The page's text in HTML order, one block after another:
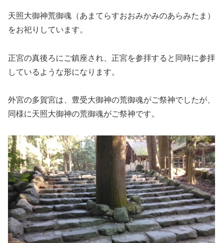
天照大御神荒御魂（あまてらすおおみかみのあらみたま）
をお祀りしています。
正宮の真後ろにご鎮座され、正宮を参拝すると同時に参拝
しているような形になります。
外宮の多賀宮は、豊受大御神の荒御魂がご祭神でしたが、
同様に天照大御神の荒御魂がご祭神です。